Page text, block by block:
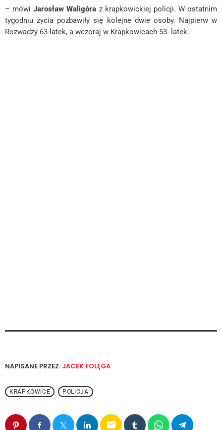
– mówiJarosław Waligóra z krapkowickiej policji. W ostatnim
tygodniu życia pozbawiły się kolejne dwie osoby. Najpierw w
Rozwadzy 63-latek, a wczoraj w Krapkowicach 53- latek.
NAPISANE PRZEZ: JACEK FOLĘGA
KRAPKOWICE POLICJA
email